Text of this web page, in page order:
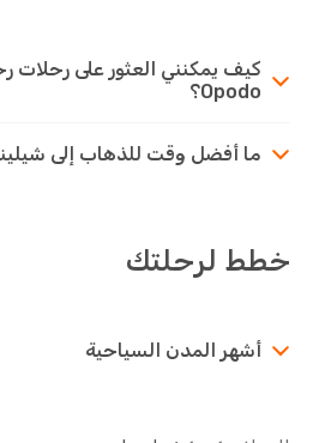
كيف يمكنني العثور على رحلات
Opodo؟
ما أفضل وقت للذهاب إلى
خطط لرحلتك
أشهر المدن السياحية